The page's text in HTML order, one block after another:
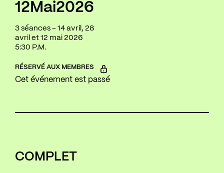
12 Mai2026
3 séances - 14 avril, 28
avril et 12 mai 2026
5:30 P.M.
RÉSERVÉ AUX MEMBRES
Cet événement est passé
COMPLET